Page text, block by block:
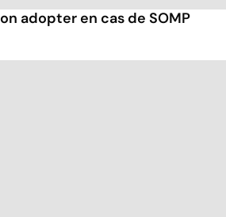
adopter en cas de SOMP